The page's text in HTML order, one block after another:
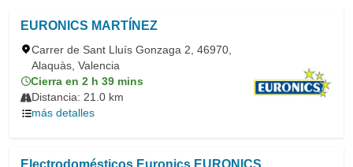
EURONICS MARTÍNEZ
Carrer de Sant Lluís Gonzaga 2, 46970,
Alaquàs, Valencia
Cierra en 2 h 39 mins
Distancia: 21.0 km
más detalles
Electrodomésticos Euronics EURONICS